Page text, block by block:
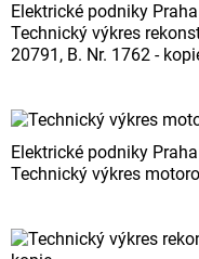
Elektrické podniky Praha
Technický výkres
20791, B. Nr. 1762 -
Elektrické podniky Praha
Technický výkres